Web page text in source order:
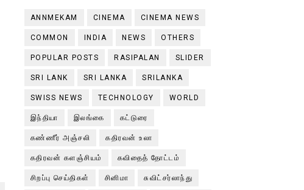
ANNMEKAM CINEMA CINEMA NEWS
COMMON INDIA NEWS OTHERS
POPULAR POSTS RASIPALAN SLIDER
SRI LANK SRI LANKA SRILANKA
SWISS NEWS TECHNOLOGY WORLD
இந்தியா இலங்கை கட்டுரை
கண்ணீர் அஞ்சலி கதிரவன் உலா
கதிரவன் களஞ்சியம் கவிதைத் தோட்டம்
சிறப்பு செய்திகள் சினிமா சுவிட்சர்லாந்து